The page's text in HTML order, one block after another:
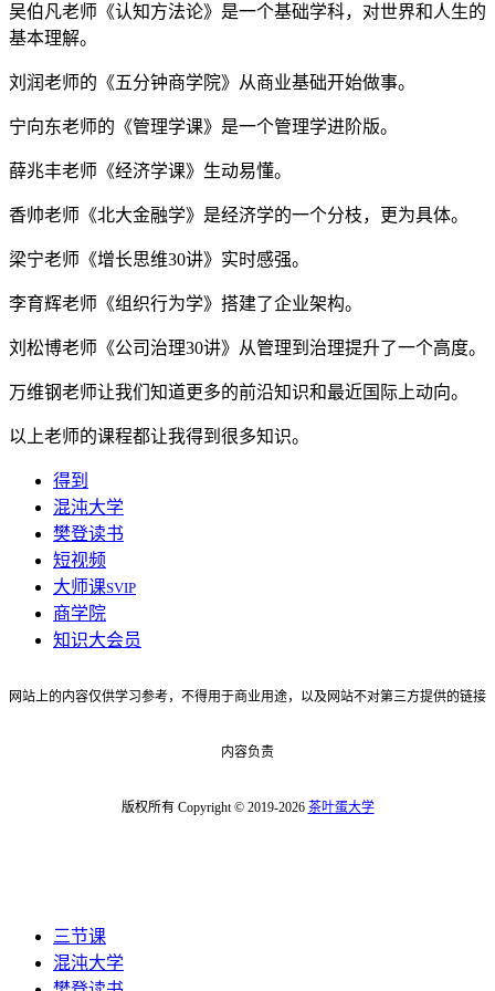
吴伯凡老师《认知方法论》是一个基础学科，对世界和人生的
基本理解。
刘润老师的《五分钟商学院》从商业基础开始做事。
宁向东老师的《管理学课》是一个管理学进阶版。
薛兆丰老师《经济学课》生动易懂。
香帅老师《北大金融学》是经济学的一个分枝，更为具体。
梁宁老师《增长思维30讲》实时感强。
李育辉老师《组织行为学》搭建了企业架构。
刘松博老师《公司治理30讲》从管理到治理提升了一个高度。
万维钢老师让我们知道更多的前沿知识和最近国际上动向。
以上老师的课程都让我得到很多知识。
得到
混沌大学
樊登读书
短视频
大师课SVIP
商学院
知识大会员
网站上的内容仅供学习参考，不得用于商业用途，以及网站不对第三方提供的链接
内容负责
版权所有 Copyright © 2019-2026 茶叶蛋大学
三节课
混沌大学